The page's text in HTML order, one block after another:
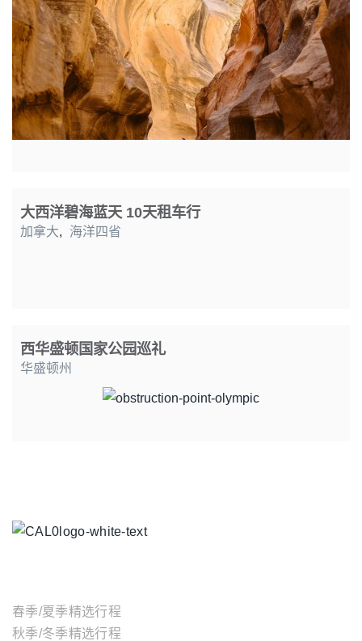
大西洋碧海蓝天 10天租车行
加拿大, 海洋四省
西华盛顿国家公园巡礼
华盛顿州
春季/夏季精选行程
秋季/冬季精选行程